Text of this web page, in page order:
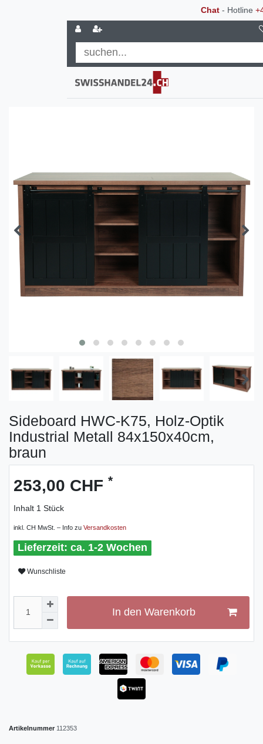
Chat- Hotline
Sideboard HWC-K75, Holz-Optik
Industrial Metall 84x150x40cm,
braun
253,00 CHF *
Inhalt 1 Stück
inkl. CH MwSt. – Info zu Versandkosten
ca. 1-2 Wochen
Wunschliste
In den Warenkorb
Artikelnummer 112353